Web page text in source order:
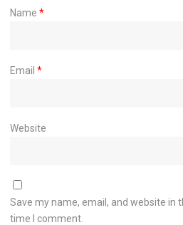
Name *
Email *
Website
Save my name, email, and website in
time I comment.